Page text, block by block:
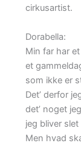
cirkusartist.
Dorabella:
Min far har
et
som ikke er
Det’ derfor
det’ noget
jeg bliver
Men hvad